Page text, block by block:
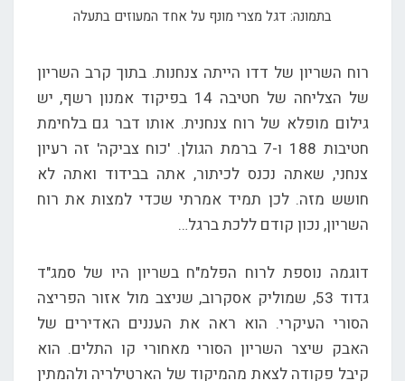
בתמונה: דגל מצרי מונף על אחד המעוזים בתעלה
רוח השריון של דדו הייתה צנחנות. בתוך קרב השריון
של הצליחה של חטיבה 14 בפיקוד אמנון רשף, יש
גילום מופלא של רוח צנחנית. אותו דבר גם בלחימת
חטיבות 188 ו-7 ברמת הגולן. 'כוח צביקה' זה רעיון
צנחני, שאתה נכנס לכיתור, אתה בבידוד ואתה לא
חושש מזה. לכן תמיד אמרתי שכדי למצות את רוח
השריון, נכון קודם ללכת ברגל…
דוגמה נוספת לרוח הפלמ"ח בשריון היו של סמג"ד
גדוד 53, שמוליק אסקרוב, שניצב מול אזור הפריצה
הסורי העיקרי. הוא ראה את העננים האדירים של
האבק שיצר השריון הסורי מאחורי קו התלים. הוא
קיבל פקודה לצאת מהמיקוד של הארטילריה ולהמתין